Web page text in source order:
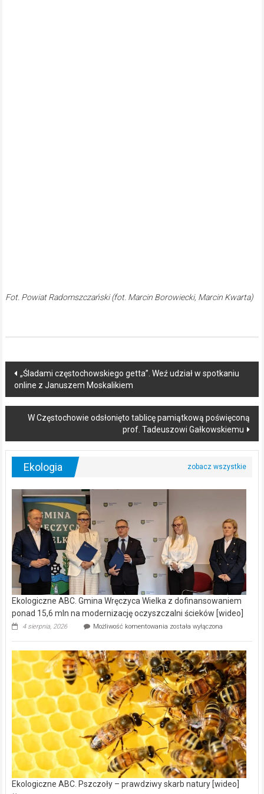
Fot. Powiat Radomszczański (fot. Marcin Borowiecki, Marcin Kwarta)
Post
navigation
„Śladami częstochowskiego getta”. Weź udział w spotkaniu
online z Januszem Moskalikiem
W Częstochowie odsłonięto tablicę pamiątkową poświęconą
prof. Tadeuszowi Gałkowskiemu
Ekologia
Ekologiczne ABC. Gmina Wręczyca Wielka z dofinansowaniem
ponad 15,6 mln na modernizację oczyszczalni ścieków [wideo]
4 sierpnia, 2026 Możliwość komentowania Ekologiczne
Wręczyca
Wielka
z
dofinansowaniem
ponad
15,6
mln
na
modernizację
oczyszczalni
ścieków
[wideo]
została wyłączona
Ekologiczne ABC. Pszczoły – prawdziwy skarb natury [wideo]